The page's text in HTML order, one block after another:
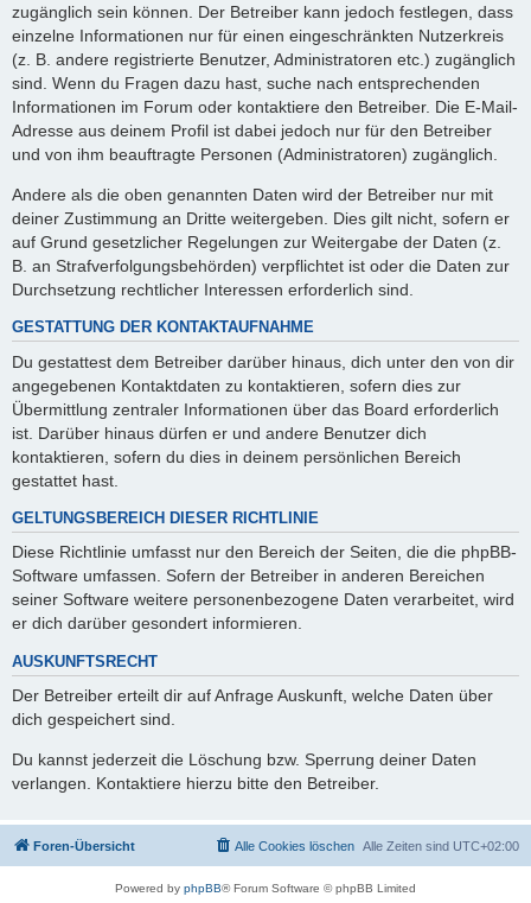
zugänglich sein können. Der Betreiber kann jedoch festlegen, dass
einzelne Informationen nur für einen eingeschränkten Nutzerkreis
(z. B. andere registrierte Benutzer, Administratoren etc.) zugänglich
sind. Wenn du Fragen dazu hast, suche nach entsprechenden
Informationen im Forum oder kontaktiere den Betreiber. Die E-Mail-
Adresse aus deinem Profil ist dabei jedoch nur für den Betreiber
und von ihm beauftragte Personen (Administratoren) zugänglich.
Andere als die oben genannten Daten wird der Betreiber nur mit
deiner Zustimmung an Dritte weitergeben. Dies gilt nicht, sofern er
auf Grund gesetzlicher Regelungen zur Weitergabe der Daten (z.
B. an Strafverfolgungsbehörden) verpflichtet ist oder die Daten zur
Durchsetzung rechtlicher Interessen erforderlich sind.
GESTATTUNG DER KONTAKTAUFNAHME
Du gestattest dem Betreiber darüber hinaus, dich unter den von dir
angegebenen Kontaktdaten zu kontaktieren, sofern dies zur
Übermittlung zentraler Informationen über das Board erforderlich
ist. Darüber hinaus dürfen er und andere Benutzer dich
kontaktieren, sofern du dies in deinem persönlichen Bereich
gestattet hast.
GELTUNGSBEREICH DIESER RICHTLINIE
Diese Richtlinie umfasst nur den Bereich der Seiten, die die phpBB-
Software umfassen. Sofern der Betreiber in anderen Bereichen
seiner Software weitere personenbezogene Daten verarbeitet, wird
er dich darüber gesondert informieren.
AUSKUNFTSRECHT
Der Betreiber erteilt dir auf Anfrage Auskunft, welche Daten über
dich gespeichert sind.
Du kannst jederzeit die Löschung bzw. Sperrung deiner Daten
verlangen. Kontaktiere hierzu bitte den Betreiber.
Foren-Übersicht Alle Zeiten sind UTC+02:00
Alle Cookies löschen
Powered by phpBB® Forum Software © phpBB Limited